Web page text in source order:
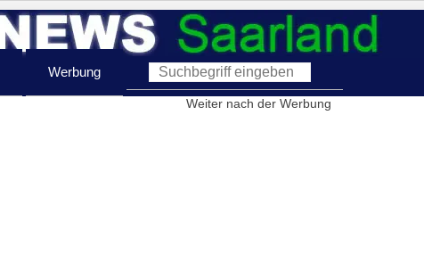
Werbung
Weiter nach der Werbung